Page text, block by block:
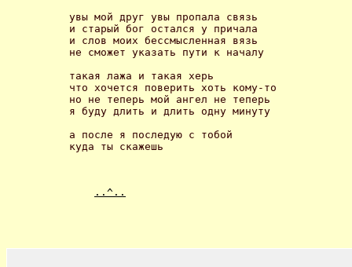
увы мой друг увы пропала связь
и старый бог остался у причала
и слов моих бессмысленная вязь
не сможет указать пути к началу
такая лажа и такая херь
что хочется поверить хоть кому-то
но не теперь мой ангел не теперь
я буду длить и длить одну минуту
а после я последую с тобой
..^..